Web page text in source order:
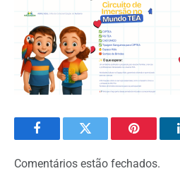
FacebookTwitter Pinterest
Comentários estão fechados.